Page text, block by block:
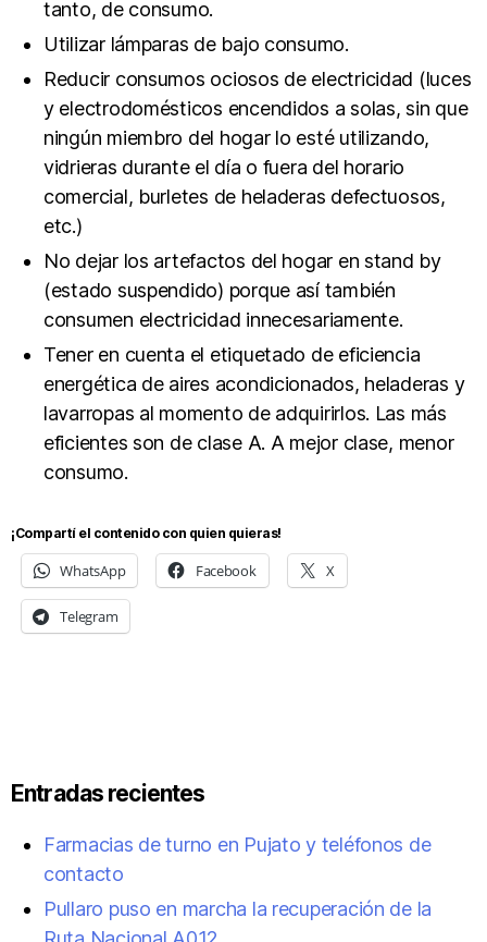
tanto, de consumo.
Utilizar lámparas de bajo consumo.
Reducir consumos ociosos de electricidad (luces
y electrodomésticos encendidos a solas, sin que
ningún miembro del hogar lo esté utilizando,
vidrieras durante el día o fuera del horario
comercial, burletes de heladeras defectuosos,
etc.)
No dejar los artefactos del hogar en stand by
(estado suspendido) porque así también
consumen electricidad innecesariamente.
Tener en cuenta el etiquetado de eficiencia
energética de aires acondicionados, heladeras y
lavarropas al momento de adquirirlos. Las más
eficientes son de clase A. A mejor clase, menor
consumo.
¡Compartí el contenido con quien quieras!
WhatsApp Facebook X
Telegram
Entradas recientes
Farmacias de turno en Pujato y teléfonos de
contacto
Pullaro puso en marcha la recuperación de la